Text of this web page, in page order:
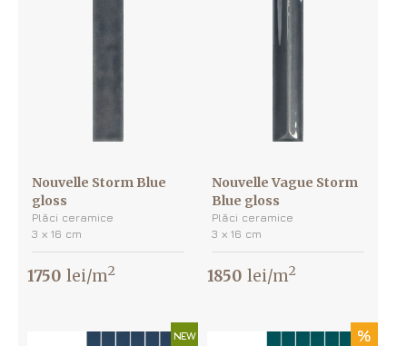
Nouvelle Storm Blue
gloss
Plăci ceramice
3 х 16 cm
1750 lei/m2
Nouvelle Vague Storm
Blue gloss
Plăci ceramice
3 х 16 cm
1850 lei/m2
NEW %